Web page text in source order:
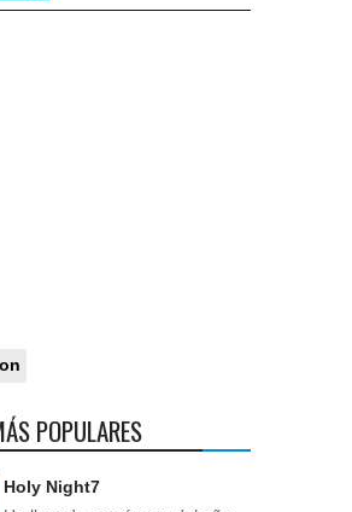
POPULARES
Holy Night7